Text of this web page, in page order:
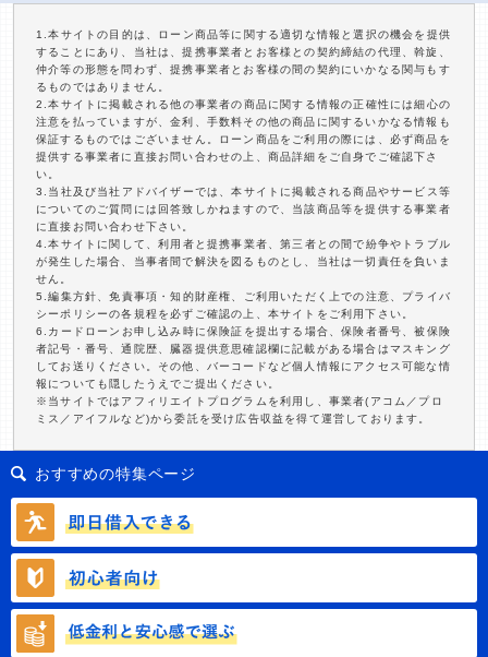
1.本サイトの目的は、ローン商品等に関する適切な情報と選択の機会を提供
することにあり、当社は、提携事業者とお客様との契約締結の代理、斡旋、
仲介等の形態を問わず、提携事業者とお客様の間の契約にいかなる関与もす
るものではありません。
2.本サイトに掲載される他の事業者の商品に関する情報の正確性には細心の
注意を払っていますが、金利、手数料その他の商品に関するいかなる情報も
保証するものではございません。ローン商品をご利用の際には、必ず商品を
提供する事業者に直接お問い合わせの上、商品詳細をご自身でご確認下さ
い。
3.当社及び当社アドバイザーでは、本サイトに掲載される商品やサービス等
についてのご質問には回答致しかねますので、当該商品等を提供する事業者
に直接お問い合わせ下さい。
4.本サイトに関して、利用者と提携事業者、第三者との間で紛争やトラブル
が発生した場合、当事者間で解決を図るものとし、当社は一切責任を負いま
せん。
5.編集方針、免責事項・知的財産権、ご利用いただく上での注意、プライバ
シーポリシーの各規程を必ずご確認の上、本サイトをご利用下さい。
6.カードローンお申し込み時に保険証を提出する場合、保険者番号、被保険
者記号・番号、通院歴、臓器提供意思確認欄に記載がある場合はマスキング
してお送りください。その他、バーコードなど個人情報にアクセス可能な情
報についても隠したうえでご提出ください。
※当サイトではアフィリエイトプログラムを利用し、事業者(アコム／プロ
ミス／アイフルなど)から委託を受け広告収益を得て運営しております。
おすすめの特集ページ